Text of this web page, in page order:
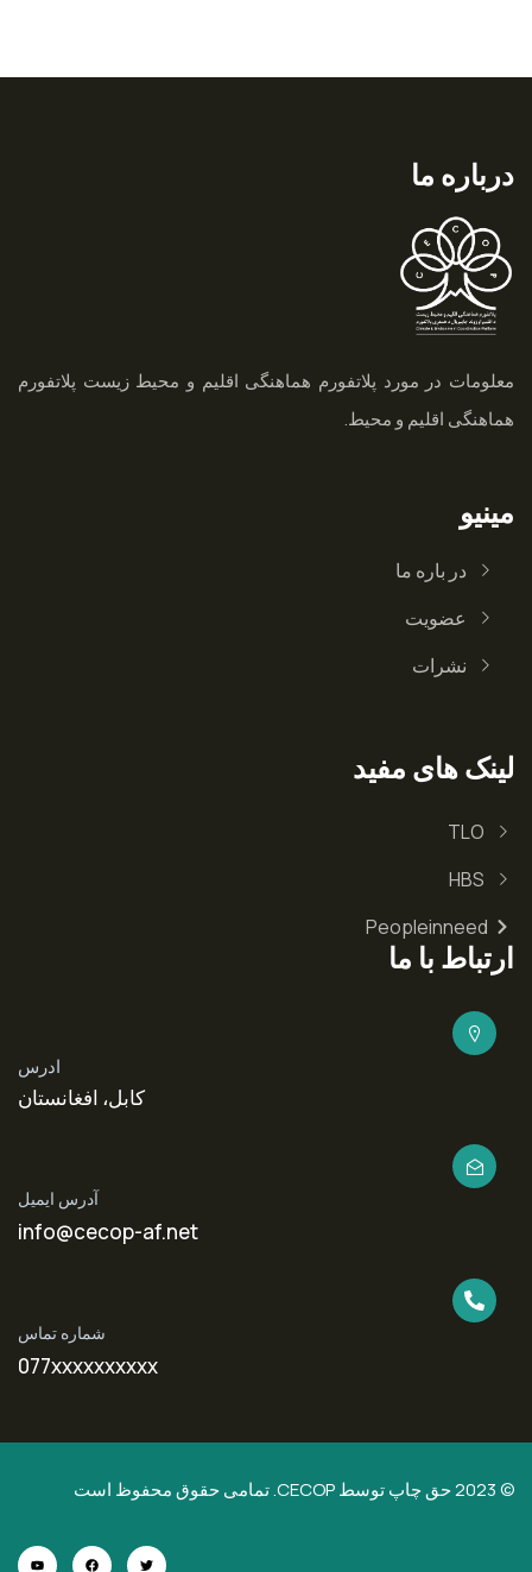
درباره ما
معلومات در مورد پلاتفورم هماهنگی اقلیم و محیط زیست پلاتفورم
هماهنگی اقلیم و محیط.
مینیو
در باره ما
عضویت
نشرات
لینک های مفید
TLO
HBS
Peopleinneed
ارتباط با ما
ادرس
کابل، افغانستان
آدرس ایمیل
info@cecop-af.net
شماره تماس
077xxxxxxxxxx
© 2023 حق چاپ توسط CECOP. تمامی حقوق محفوظ است